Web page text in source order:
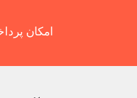
امکان